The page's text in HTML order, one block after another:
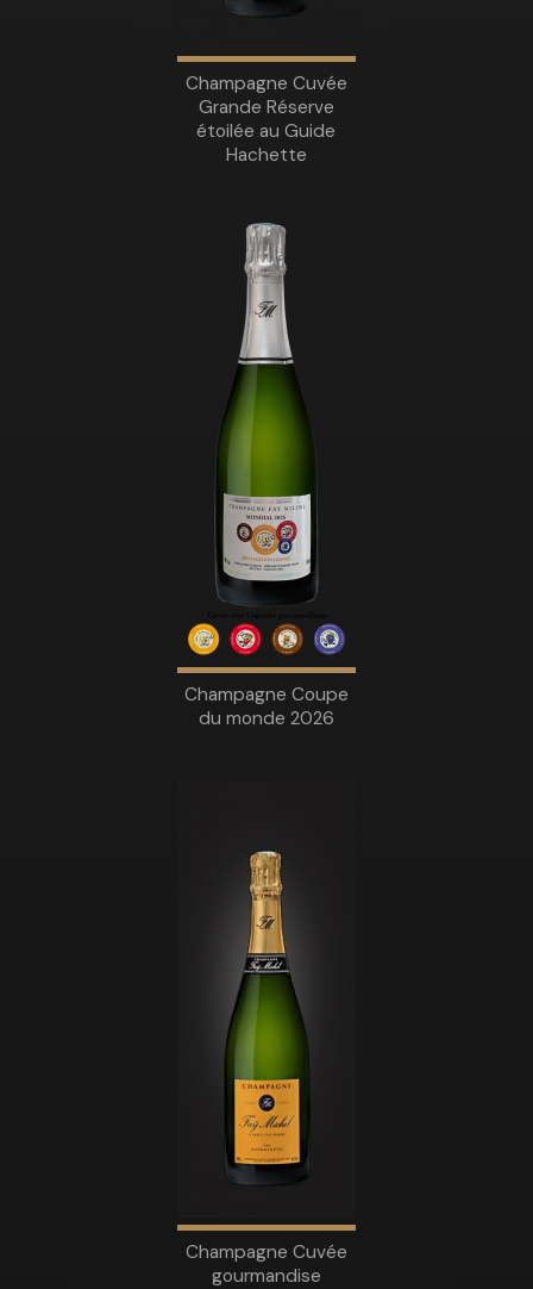
Champagne Cuvée
Grande Réserve
étoilée au Guide
Hachette
Champagne Coupe
du monde 2026
Champagne Cuvée
gourmandise